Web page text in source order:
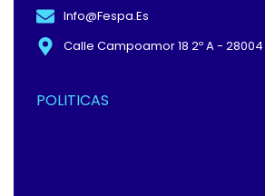
Info@fespa.es
Calle Campoamor 18 2º A -
POLITICAS